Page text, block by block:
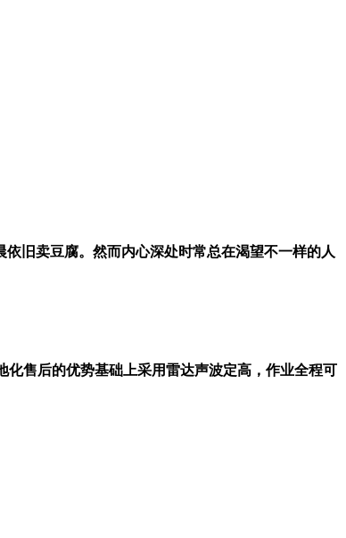
旧卖豆腐。然而内心深处时常总在渴望不一样的人
售后的优势基础上采用雷达声波定高，作业全程可